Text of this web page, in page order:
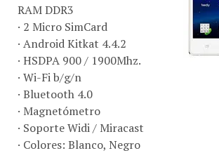
RAM DDR3
· 2 Micro SimCard
· Android Kitkat 4.4.2
· HSDPA 900 / 1900Mhz.
· Wi-Fi b/g/n
· Bluetooth 4.0
· Magnetómetro
· Soporte Widi / Miracast
· Colores: Blanco, Negro